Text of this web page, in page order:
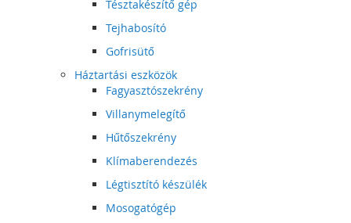
Tésztakészítő gép
Tejhabosító
Gofrisütő
Háztartási eszközök
Fagyasztószekrény
Villanymelegítő
Hűtőszekrény
Klímaberendezés
Légtisztító készülék
Mosogatógép